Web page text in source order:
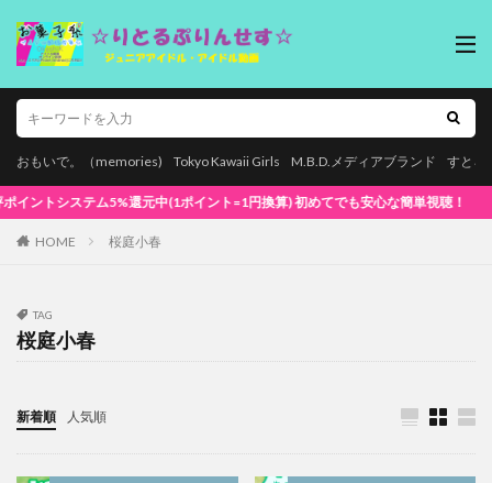
おもいで。（memories) Tokyo Kawaii Girls M.B.D.メディアブランド すとろ
還元中(1ポイント=1円換算) 初めてでも安心な簡単視聴！
HOME 桜庭小春
TAG
桜庭小春
新着順 人気順